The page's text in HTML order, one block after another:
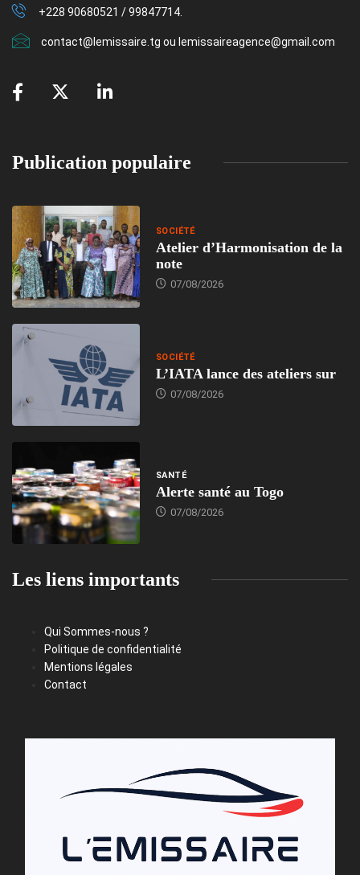
+228 90680521 / 99847714.
contact@lemissaire.tg ou lemissaireagence@gmail.com
Publication populaire
SOCIÉTÉ
Atelier d’Harmonisation de la
note
07/08/2026
SOCIÉTÉ
L’IATA lance des ateliers sur
07/08/2026
SANTÉ
Alerte santé au Togo
07/08/2026
Les liens importants
Qui Sommes-nous ?
Politique de confidentialité
Mentions légales
Contact